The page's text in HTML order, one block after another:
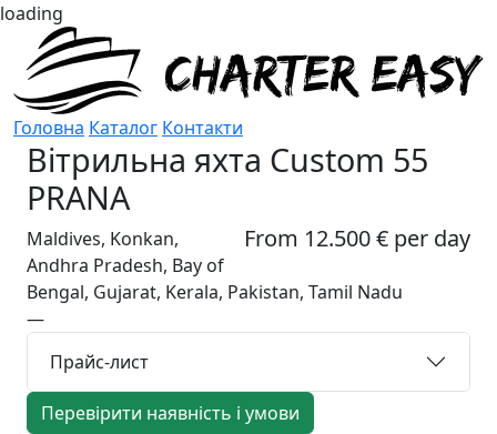
loading
Головна Каталог Контакти
Вітрильна яхта Custom 55
PRANA
From 12.500 € per day
Maldives, Konkan,
Andhra Pradesh, Bay of
Bengal, Gujarat, Kerala, Pakistan, Tamil Nadu
—
Прайс-лист
Перевірити наявність і умови